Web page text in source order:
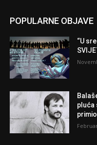
POPULARNE OBJAVE
“U
pluća